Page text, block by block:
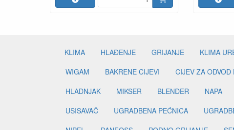
KLIMA HLAĐENJE GRIJANJE KLIMA
WIGAM
BAKRENE CIJEVI CIJEV ZA ODVOD
HLADNJAK
MIKSER BLENDER NAPA
USISAVAČ
UGRADBENA PEĆNICA